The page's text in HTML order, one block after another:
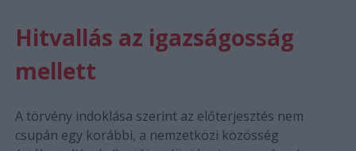
Hitvallás az igazságosság
mellett
A törvény indoklása szerint az előterjesztés nem
csupán egy korábbi, a nemzetközi közösség